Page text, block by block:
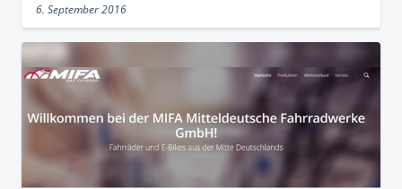
6. September 2016